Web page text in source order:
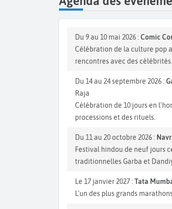
Du 9 au 10 mai 2026 : Comic
Célébration de la culture pop
rencontres avec des célébrités.
Du 14 au 24 septembre 2026 :
Raja
Célébration de 10 jours en
processions et des rituels.
Du 11 au 20 octobre 2026 :
Festival hindou de neuf jours
traditionnelles Garba et
Le 17 janvier 2027 : Tata
L'un des plus grands